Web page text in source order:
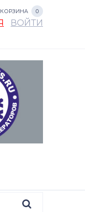
КОРЗИНА 0
ВОЙТИ